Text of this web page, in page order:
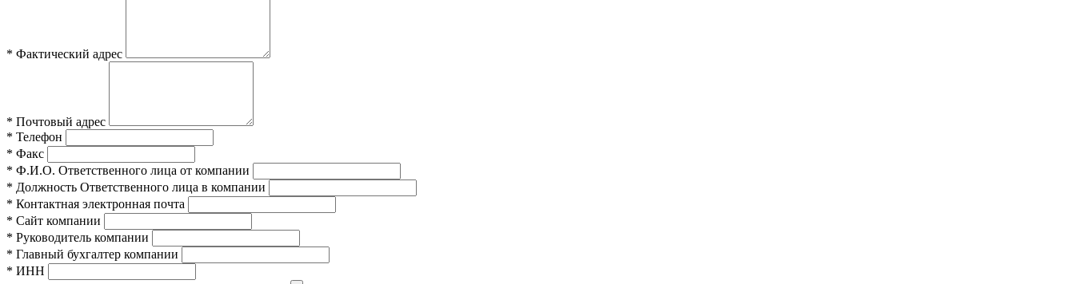
* Фактический адрес
* Почтовый адрес
* Телефон
* Факс
* Ф.И.О. Ответственного лица от компании
* Должность Ответственного лица в компании
* Контактная электронная почта
* Сайт компании
* Руководитель компании
* Главный бухгалтер компании
* ИНН